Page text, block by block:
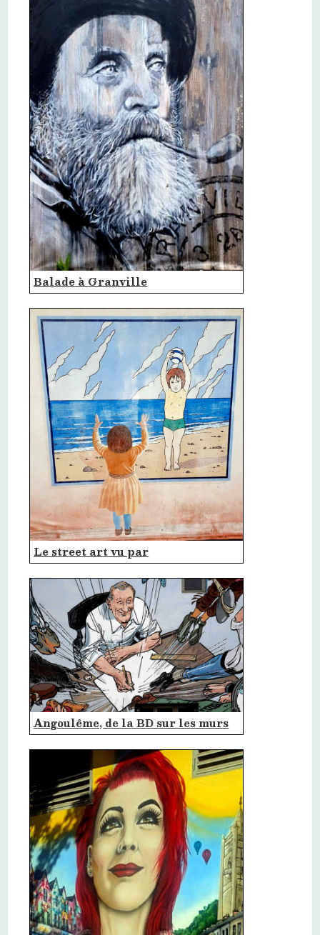
Balade à Granville
Le street art vu par
Angoulême, de la BD sur les murs